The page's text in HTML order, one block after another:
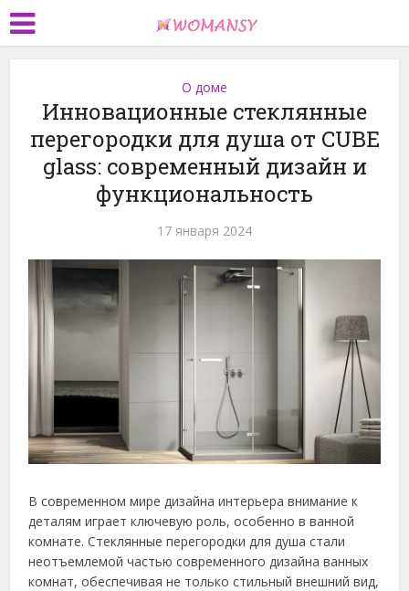
О доме
Инновационные стеклянные
перегородки для душа от CUBE
glass: современный дизайн и
функциональность
17 января 2024
В современном мире дизайна интерьера внимание к
деталям играет ключевую роль, особенно в ванной
комнате. Стеклянные перегородки для душа стали
неотъемлемой частью современного дизайна ванных
комнат, обеспечивая не только стильный внешний вид,